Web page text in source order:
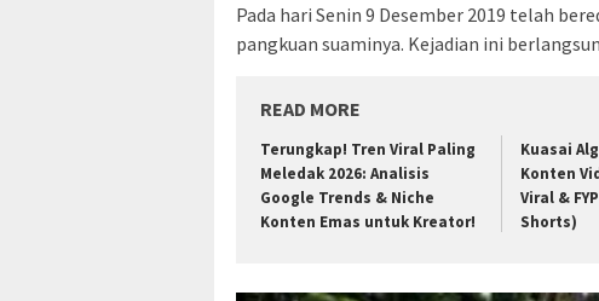
Pada hari Senin 9 Desember 2019 telah
pangkuan suaminya. Kejadian ini
READ MORE
Terungkap! Tren Viral Paling
Meledak 2026: Analisis
Google Trends & Niche
Konten Emas untuk Kreator!
Kuasai
Konten
Viral &
Shorts)